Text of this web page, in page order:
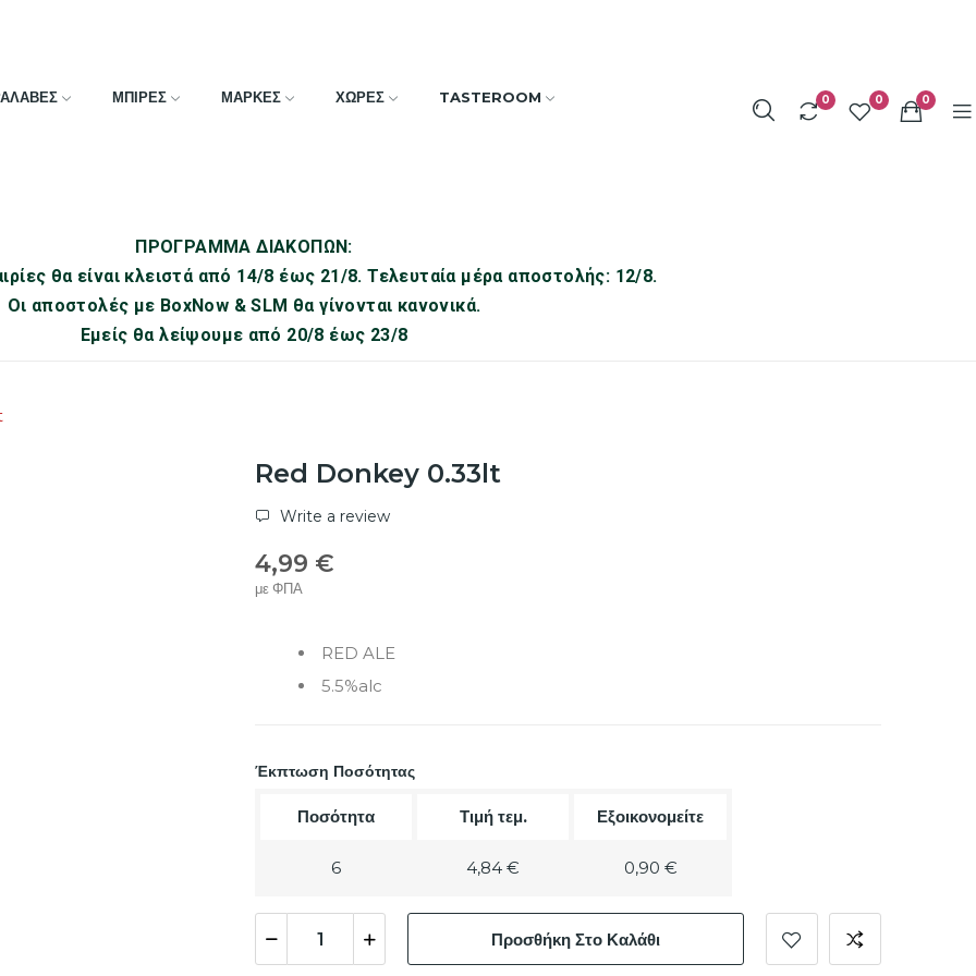
ΜΠΙΡΕΣ ΜΑΡΚΕΣ ΧΩΡΕΣ TASTEROOM 0 0 0
ΠΡΟΓΡΑΜΜΑ ΔΙΑΚΟΠΩΝ:
θα είναι κλειστά από 14/8 έως 21/8. Τελευταία μέρα αποστολής: 12/8.
Οι αποστολές με BoxNow & SLM θα γίνονται κανονικά.
Εμείς θα λείψουμε από 20/8 έως 23/8
Red Donkey 0.33lt
Write a review
4,99 €
με ΦΠΑ
RED ALE
5.5%alc
Έκπτωση Ποσότητας
Ποσότητα Τιμή τεμ. Εξοικονομείτε
6 4,84 € 0,90 €
Προσθήκη Στο Καλάθι